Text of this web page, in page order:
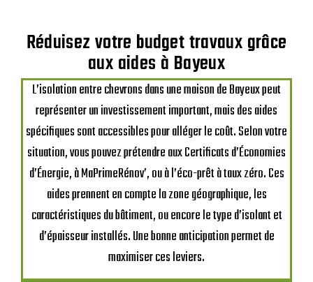
Réduisez votre budget travaux grâce
aux aides à Bayeux
L’isolation entre chevrons dans une maison de Bayeux peut
représenter un investissement important, mais des aides
spécifiques sont accessibles pour alléger le coût. Selon votre
situation, vous pouvez prétendre aux Certificats d’Économies
d’Énergie, à MaPrimeRénov’, ou à l’éco-prêt à taux zéro. Ces
aides prennent en compte la zone géographique, les
caractéristiques du bâtiment, ou encore le type d’isolant et
d’épaisseur installés. Une bonne anticipation permet de
maximiser ces leviers.